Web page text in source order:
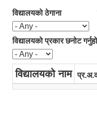
विद्यालयको ठेगाना
विद्यालयको प्रकार छनोट
विद्यालयको नाम